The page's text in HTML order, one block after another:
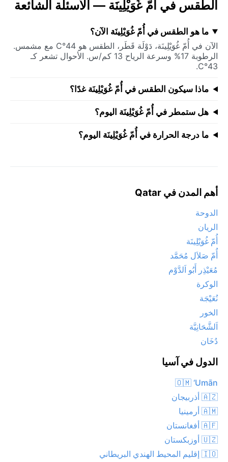
الطقس في أُمّ غُوَيْلِينَة — الأسئلة الشائعة
ما هو الطقس في أُمّ غُوَيْلِينَة الآن؟
الآن في أُمّ غُوَيْلِينَة، دَوْلَة قَطَر، الطقس هو 44°C مع مشمس.
الرطوبة 17% وسرعة الرياح 13 كم/س. الأحوال تشعر كـ
43°C.
ماذا سيكون الطقس في أُمّ غُوَيْلِينَة غدًا؟
هل ستمطر في أُمّ غُوَيْلِينَة اليوم؟
ما درجة الحرارة في أُمّ غُوَيْلِينَة اليوم؟
أهم المدن في Qatar
الدوحة
الريان
أُمّ غُوَيْلِينَة
أُمّ صَلاَل مُحَمَّد
مُعَيْذِر أَبُو اَلدَّوْم
الوكرة
نُعَيْجَة
الخور
اَلشَّحَانِيَّة
دُخَان
الدول في آسيا
🇴🇲 ‘Umān
🇦🇿 أذربيجان
🇦🇲 أرمينيا
🇦🇫 أفغانستان
🇺🇿 أوزبكستان
🇮🇴 إقليم المحيط الهندي البريطاني